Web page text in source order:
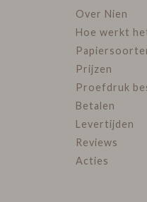
Over Nien
Hoe werkt
Prijzen
Proefdruk
Betalen
Levertijden
Reviews
Acties